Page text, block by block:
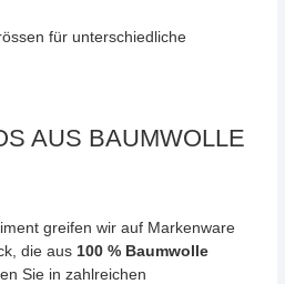
für unterschiedliche
AUS BAUMWOLLE
greifen wir auf Markenware
die aus 100 % Baumwolle
Sie in zahlreichen